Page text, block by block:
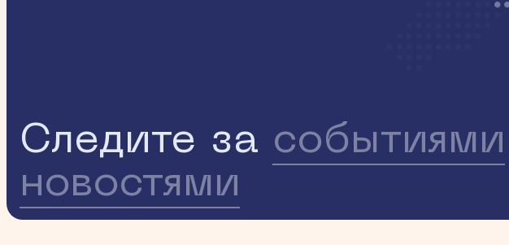
Следите за событиями
новостями